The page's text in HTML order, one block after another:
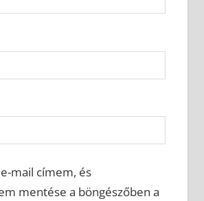
mail címem, és
mentése a böngészőben a